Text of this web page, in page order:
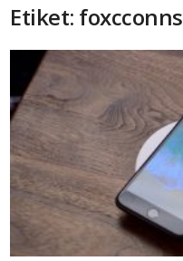
Etiket: foxcconns